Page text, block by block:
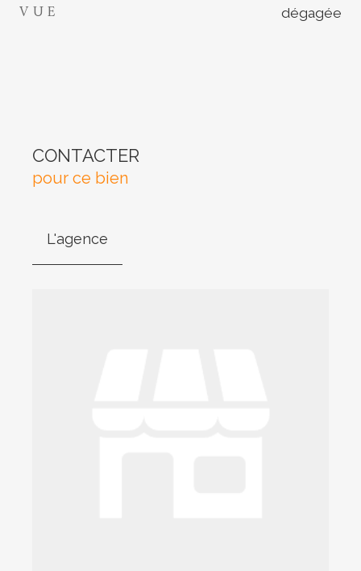
VUE dégagée
CONTACTER
pour ce bien
L'agence